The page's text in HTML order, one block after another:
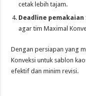
cetak lebih tajam.
Deadline pemakaian
agar tim Maximal
Dengan persiapan yang
Konveksi untuk sablon
efektif dan minim revisi.